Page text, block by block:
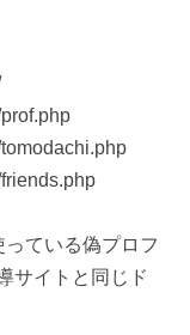
ている偽プロフ
サイトと同じド